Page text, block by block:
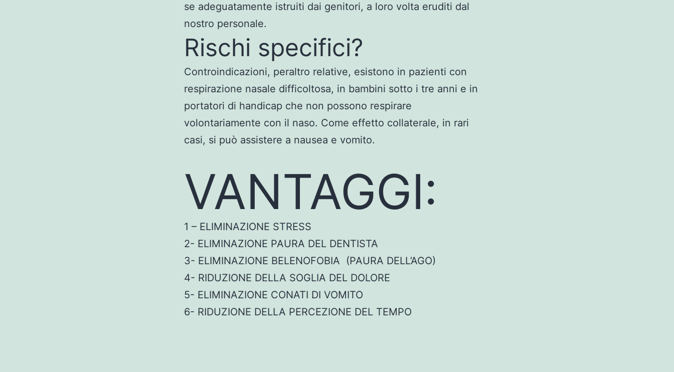
se adeguatamente istruiti dai genitori, a loro volta eruditi dal
nostro personale.
Rischi specifici?
Controindicazioni, peraltro relative, esistono in pazienti con
respirazione nasale difficoltosa, in bambini sotto i tre anni e in
portatori di handicap che non possono respirare
volontariamente con il naso. Come effetto collaterale, in rari
casi, si può assistere a nausea e vomito.
VANTAGGI:
1 – ELIMINAZIONE STRESS
2- ELIMINAZIONE PAURA DEL DENTISTA
3- ELIMINAZIONE BELENOFOBIA (PAURA DELL’AGO)
4- RIDUZIONE DELLA SOGLIA DEL DOLORE
5- ELIMINAZIONE CONATI DI VOMITO
6- RIDUZIONE DELLA PERCEZIONE DEL TEMPO